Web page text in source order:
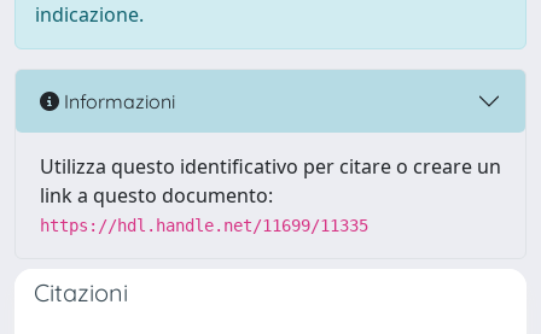
indicazione.
Informazioni
Utilizza questo identificativo per citare o creare un
link a questo documento:
https://hdl.handle.net/11699/11335
Citazioni